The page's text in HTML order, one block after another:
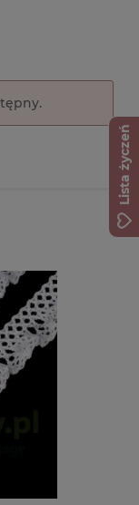
Lista życzeń